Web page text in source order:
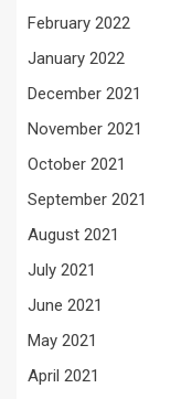
February 2022
January 2022
December 2021
November 2021
October 2021
September 2021
August 2021
July 2021
June 2021
May 2021
April 2021